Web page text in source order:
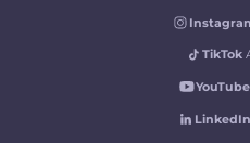
TikTok
YouTube
LinkedIn